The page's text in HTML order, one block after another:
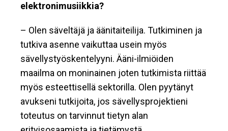
elektronimusiikkia?
– Olen säveltäjä ja äänitaiteilija. Tutkiminen ja
tutkiva asenne vaikuttaa usein myös
sävellystyöskentelyyni. Ääni-ilmiöiden
maailma on moninainen joten tutkimista riittää
myös esteettisellä sektorilla. Olen pyytänyt
avukseni tutkijoita, jos sävellysprojektieni
toteutus on tarvinnut tietyn alan